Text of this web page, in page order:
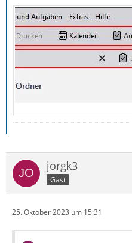
jorgk3
Gast
25. Oktober 2023 um 15:31